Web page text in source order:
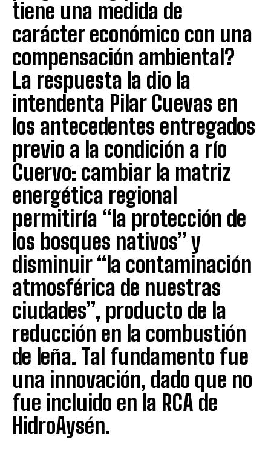
tiene una medida de
carácter económico con una
compensación ambiental?
La respuesta la dio la
intendenta Pilar Cuevas en
los antecedentes entregados
previo a la condición a río
Cuervo: cambiar la matriz
energética regional
permitiría “la protección de
los bosques nativos” y
disminuir “la contaminación
atmosférica de nuestras
ciudades”, producto de la
reducción en la combustión
de leña. Tal fundamento fue
una innovación, dado que no
fue incluido en la RCA de
HidroAysén.